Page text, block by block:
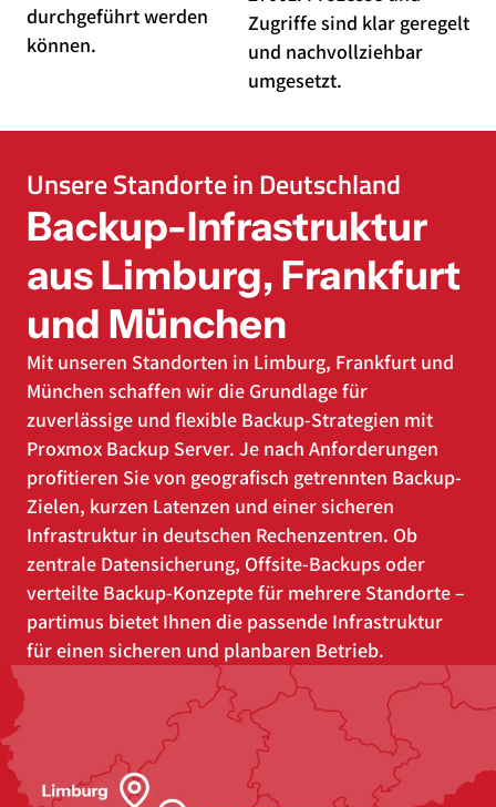
durchgeführt werden
können.
Zugriffe sind klar geregelt
und nachvollziehbar
umgesetzt.
Unsere Standorte in Deutschland
Backup-Infrastruktur
aus Limburg, Frankfurt
und München
Mit unseren Standorten in Limburg, Frankfurt und
München schaffen wir die Grundlage für
zuverlässige und flexible Backup-Strategien mit
Proxmox Backup Server. Je nach Anforderungen
profitieren Sie von geografisch getrennten Backup-
Zielen, kurzen Latenzen und einer sicheren
Infrastruktur in deutschen Rechenzentren. Ob
zentrale Datensicherung, Offsite-Backups oder
verteilte Backup-Konzepte für mehrere Standorte –
partimus bietet Ihnen die passende Infrastruktur
für einen sicheren und planbaren Betrieb.